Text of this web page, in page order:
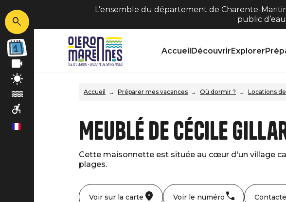
L’ensemble du département de Charente-
public
fr
AccueilDécouvrirExplorer
Accueil Préparer mes vacances Où dormir ? Locations
Meublé de Cécile
Cette maisonnette est située au cœur d'un village
plages.
Voir sur la carte Voir le numéro